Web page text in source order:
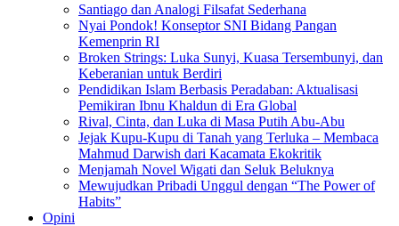
Santiago dan Analogi Filsafat Sederhana
Nyai Pondok! Konseptor SNI Bidang Pangan
Kemenprin RI
Broken Strings: Luka Sunyi, Kuasa Tersembunyi, dan
Keberanian untuk Berdiri
Pendidikan Islam Berbasis Peradaban: Aktualisasi
Pemikiran Ibnu Khaldun di Era Global
Rival, Cinta, dan Luka di Masa Putih Abu-Abu
Jejak Kupu-Kupu di Tanah yang Terluka – Membaca
Mahmud Darwish dari Kacamata Ekokritik
Menjamah Novel Wigati dan Seluk Beluknya
Mewujudkan Pribadi Unggul dengan “The Power of
Habits”
Opini